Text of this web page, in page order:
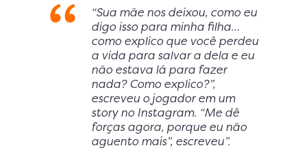
“Sua mãe nos deixou, como eu
digo isso para minha filha…
como explico que você perdeu
a vida para salvar a dela e eu
não estava lá para fazer
nada? Como explico?”,
escreveu o jogador em um
story no Instagram. “Me dê
forças agora, porque eu não
aguento mais”, escreveu”.